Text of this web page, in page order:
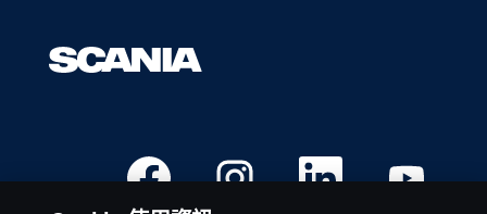
在
新
索
在
新
在
新
新